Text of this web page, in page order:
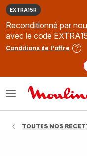
EXTRA15R
Reconditionné par
avec le code
Conditions de l'offre
Ouvrir
TOUTES NOS